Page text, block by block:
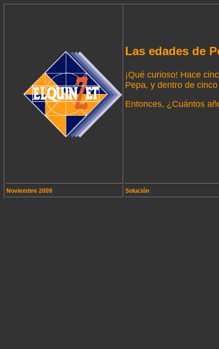
Las edades de
¡Qué curioso! Hace
Pepa, y dentro de
Entonces, ¿Cuántos
Noviembre 2009 Solución